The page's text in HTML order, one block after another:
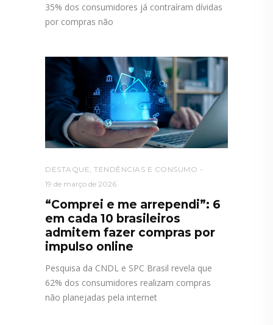
35% dos consumidores já contraíram dívidas
por compras não
DESTAQUE TENDÊNCIAS E CONSUMO
19 de março de 2026
“Comprei e me arrependi”: 6
em cada 10 brasileiros
admitem fazer compras por
impulso online
Pesquisa da CNDL e SPC Brasil revela que
62% dos consumidores realizam compras
não planejadas pela internet